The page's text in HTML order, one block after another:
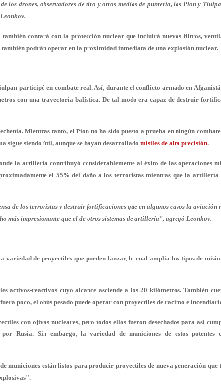
los drones, observadores de tiro y otros medios de puntería, los Pion y
contará con la protección nuclear que incluirá nuevos filtros,
también podrán operar en la proximidad inmediata de una explosión nuclear.
participó en combate real. Así, durante el conflicto armado en
con una trayectoria balística. De tal modo era capaz de destruir
Mientras tanto, el Pion no ha sido puesto a prueba en ningún
sigue siendo útil, aunque se hayan desarrollado misiles de alta precisión.
la artillería contribuyó considerablemente al éxito de las operaciones
el 55% del daño a los terroristas mientras que la
de los terroristas y destruir fortificaciones que en algunos casos la aviación
más impresionante que el de otros sistemas de artillería", agregó Leonkov.
variedad de proyectiles que pueden lanzar, lo cual amplia los tipos de
activos-reactivos cuyo alcance asciende a los 20 kilómetros. También
poco, el obús pesado puede operar con proyectiles de racimo e
con ojivas nucleares, pero todos ellos fueron desechados para así
Rusia. Sin embargo, la variedad de municiones de estos potentes
municiones están listos para producir proyectiles de nueva generación que